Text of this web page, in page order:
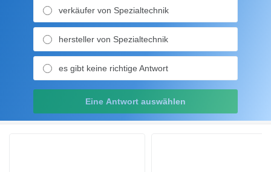
verkäufer von Spezialtechnik
hersteller von Spezialtechnik
es gibt keine richtige Antwort
Eine Antwort auswählen